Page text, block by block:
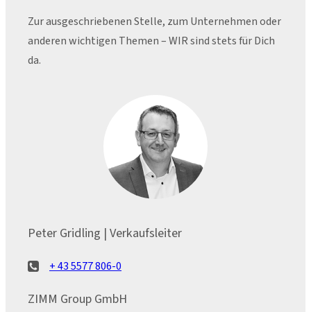
Zur ausgeschriebenen Stelle, zum Unternehmen oder
anderen wichtigen Themen – WIR sind stets für Dich
da.
Peter Gridling | Verkaufsleiter
+ 43 5577 806-0
ZIMM Group GmbH